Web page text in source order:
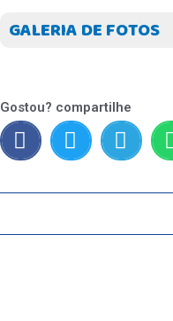
GALERIA DE FOTOS
Gostou? compartilhe